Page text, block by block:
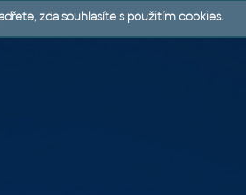
zda souhlasíte s použitím cookies.